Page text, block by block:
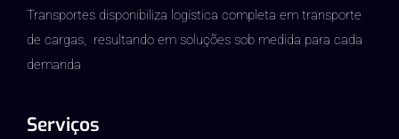
Transportes disponibiliza logística completa em transporte
de cargas, resultando em soluções sob medida para cada
demanda
Serviços